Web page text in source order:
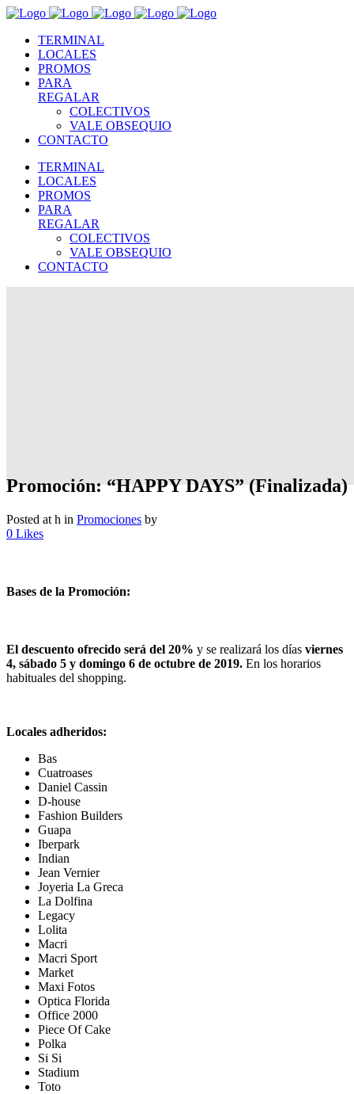
TERMINAL
LOCALES
PROMOS
PARA
REGALAR
COLECTIVOS
VALE OBSEQUIO
CONTACTO
TERMINAL
LOCALES
PROMOS
PARA
REGALAR
COLECTIVOS
VALE OBSEQUIO
CONTACTO
Promoción: “HAPPY DAYS” (Finalizada)
Posted at h in Promociones by
0 Likes
Bases de la Promoción:
El descuento ofrecido será del 20% y se realizará los días viernes
4, sábado 5 y domingo 6 de octubre de 2019. En los horarios
habituales del shopping.
Locales adheridos:
Bas
Cuatroases
Daniel Cassin
D-house
Fashion Builders
Guapa
Iberpark
Indian
Jean Vernier
Joyeria La Greca
La Dolfina
Legacy
Lolita
Macri
Macri Sport
Market
Maxi Fotos
Optica Florida
Office 2000
Piece Of Cake
Polka
Si Si
Stadium
Toto